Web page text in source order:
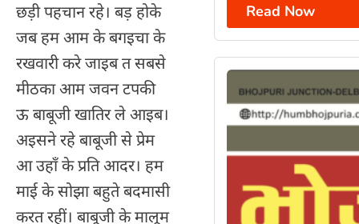
छड़ी पहचान रहे। बड़ होके
जब हम आम के बगइचा के
रखवारी करे जाइब त सबसे
मीठका आम जवन टपकी
ऊ बाबूजी खातिर ले आइब।
अइसने रहे बाबूजी से प्रेम
आ उहाँ के प्रति आदर। हम
माई के सोझा बहुते बदमासी
करत रहीं। बाबूजी के मालूम
Read Now